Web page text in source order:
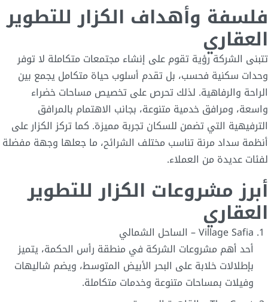
فلسفة وأهداف الكزار للتطوير
العقاري
تتبنى الشركة رؤية تقوم على إنشاء مجتمعات متكاملة لا توفر
وحدات سكنية فحسب، بل تقدم أسلوب حياة متكامل يجمع بين
الراحة والرفاهية. لذلك تحرص على تخصيص مساحات خضراء
واسعة، ومرافق خدمية متنوعة، بجانب الاهتمام بالمرافق
الترفيهية التي تضمن للسكان تجربة مميزة. كما تركز الكزار على
أنظمة سداد مرنة تناسب مختلف الشرائح، ما جعلها وجهة مفضلة
لفئات عديدة من العملاء.
أبرز مشروعات الكزار للتطوير
العقاري
Village Safia – الساحل الشمالي
أحد أهم مشروعات الشركة في منطقة رأس الحكمة، يتميز
بإطلالات خلابة على البحر الأبيض المتوسط، ويضم شاليهات
وفيلات بمساحات متنوعة وخدمات متكاملة.